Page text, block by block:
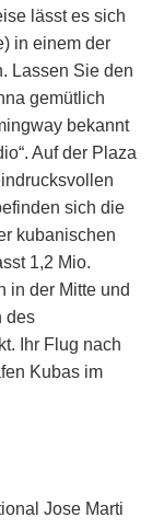
lässt es sich
in einem der
Lassen Sie den
gemütlich
bekannt
Auf der Plaza
sich die
kubanischen
1,2 Mio.
in der Mitte und
des
Ihr Flug nach
Kubas im
Jose Marti